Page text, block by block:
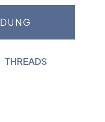
THREADS